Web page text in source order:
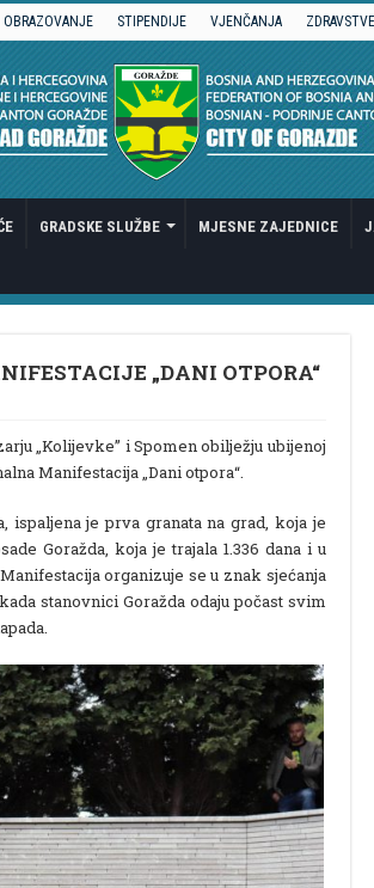
OBRAZOVANJE STIPENDIJE VJENČANJA
GRADSKE SLUŽBE MJESNE ZAJEDNICE
„DANI OTPORA“
„Kolijevke” i Spomen obilježju ubijenoj
Manifestacija „Dani otpora“.
ispaljena je prva granata na grad, koja je
Goražda, koja je trajala 1.336 dana i u
organizuje se u znak sjećanja
stanovnici Goražda odaju počast svim